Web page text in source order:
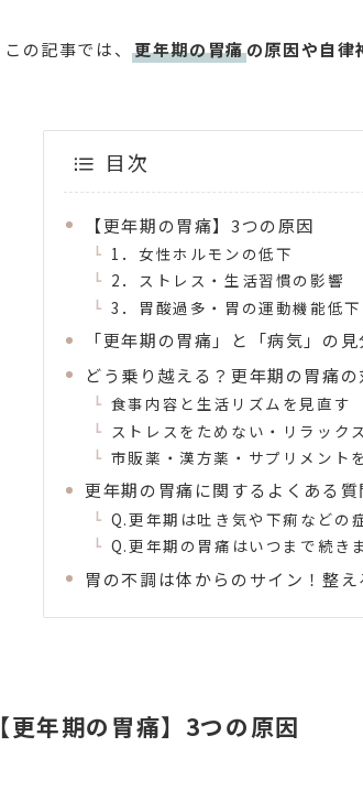
この記事では、更年期の胃痛の原因や自律
目次
【更年期の胃痛】3つの原因
1．女性ホルモンの低下
2．ストレス・生活習慣の影響
3．胃酸過多・胃の運動機能低下
「更年期の胃痛」と「病気」の
どう乗り越える？更年期の胃痛の
食事内容と生活リズムを見直す
ストレスをためない・リラック
市販薬・漢方薬・サプリメント
更年期の胃痛に関するよくある質
Q.更年期は吐き気や下痢などの
Q.更年期の胃痛はいつまで続き
胃の不調は体からのサイン！整
【更年期の胃痛】3つの原因